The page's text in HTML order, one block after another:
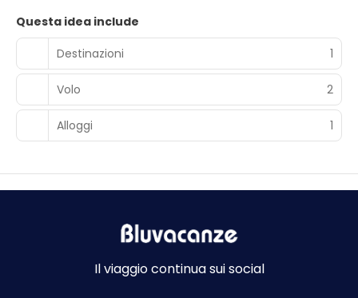
Questa idea include
Destinazioni
1
Volo 2
Alloggi 1
Il viaggio continua sui social